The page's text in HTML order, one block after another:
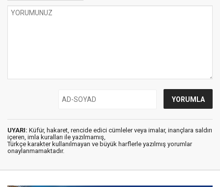
UYARI: Küfür, hakaret, rencide edici cümleler veya imalar, inançlara saldırı
içeren, imla kuralları ile yazılmamış,
Türkçe karakter kullanılmayan ve büyük harflerle yazılmış yorumlar
onaylanmamaktadır.